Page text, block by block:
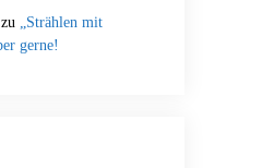
zu „Strählen mit
gerne!